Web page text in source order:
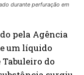
durante perfuração em
pela Agência
um líquido
do